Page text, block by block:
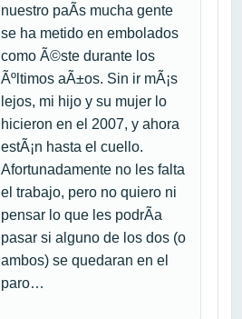
nuestro paÃ­s mucha gente
se ha metido en embolados
como Ã©ste durante los
Ãºltimos aÃ±os. Sin ir mÃ¡s
lejos, mi hijo y su mujer lo
hicieron en el 2007, y ahora
estÃ¡n hasta el cuello.
Afortunadamente no les falta
el trabajo, pero no quiero ni
pensar lo que les podrÃ­a
pasar si alguno de los dos (o
ambos) se quedaran en el
paro…